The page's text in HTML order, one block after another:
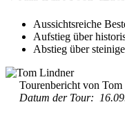
Aussichtsreiche
Aufstieg über
Abstieg über
Tourenbericht von
Datum der Tour: